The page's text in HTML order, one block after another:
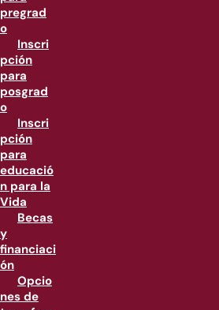
pregrad
o
Inscri
pción
para
posgrad
o
Inscri
pción
para
educació
n para la
Vida
Becas
y
financiaci
ón
Opcio
nes de